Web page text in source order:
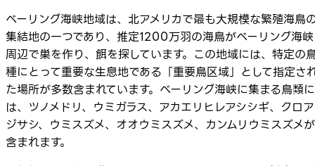
ベーリング海峡地域は、北アメリカで最も大規模な繁殖海鳥
集結地の一つであり、推定1200万羽の海鳥がベーリング海峡
周辺で巣を作り、餌を探しています。この地域には、特定の
種にとって重要な生息地である「重要鳥区域」として指定さ
た場所が多数含まれています。ベーリング海峡に集まる鳥類に
は、ツノメドリ、ウミガラス、アカエリヒレアシシギ、クロア
ジサシ、ウミスズメ、オオウミスズメ、カンムリウミスズメが
含まれます。